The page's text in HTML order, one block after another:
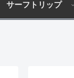
サーフトリップ